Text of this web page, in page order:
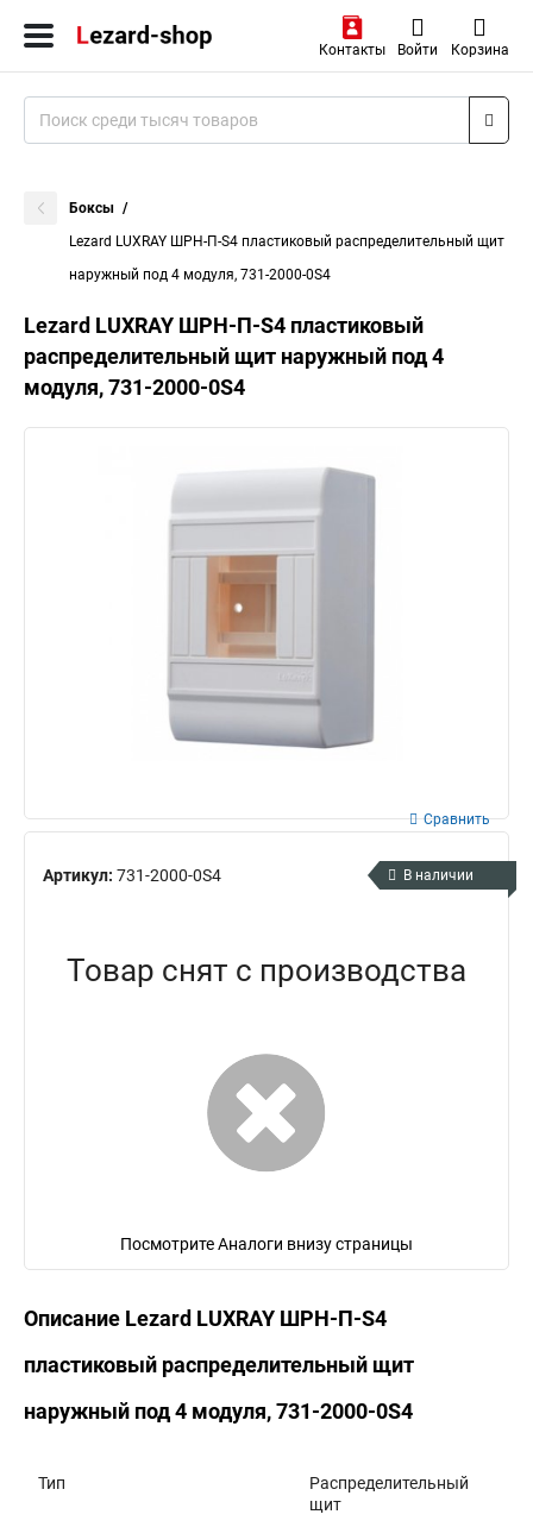
Контакты Войти Корзина
Боксы
Lezard LUXRAY ШРН-П-S4 пластиковый распределительный щит
наружный под 4 модуля, 731-2000-0S4
Lezard LUXRAY ШРН-П-S4 пластиковый
распределительный щит наружный под 4
модуля, 731-2000-0S4
Артикул: 731-2000-0S4
Сравнить
В наличии
Товар снят с производства
Посмотрите Аналоги внизу страницы
Описание Lezard LUXRAY ШРН-П-S4
пластиковый распределительный щит
наружный под 4 модуля, 731-2000-0S4
Тип
Распределительный
щит